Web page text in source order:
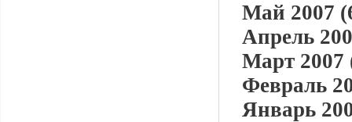
Май 2007
Апрель
Март 2007
Февраль
Январь